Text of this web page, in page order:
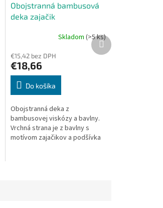
Obojstranná bambusová
deka zajačik
produktu
je
5,0
5
hviezdičiek.
Skladom(>5 ks)
€15,42 bez DPH
€18,66
Do košíka
Obojstranná deka z
bambusovej viskózy a bavlny.
Vrchná strana je z bavlny s
motívom zajačikov a podšívka
Ďalší
produkt